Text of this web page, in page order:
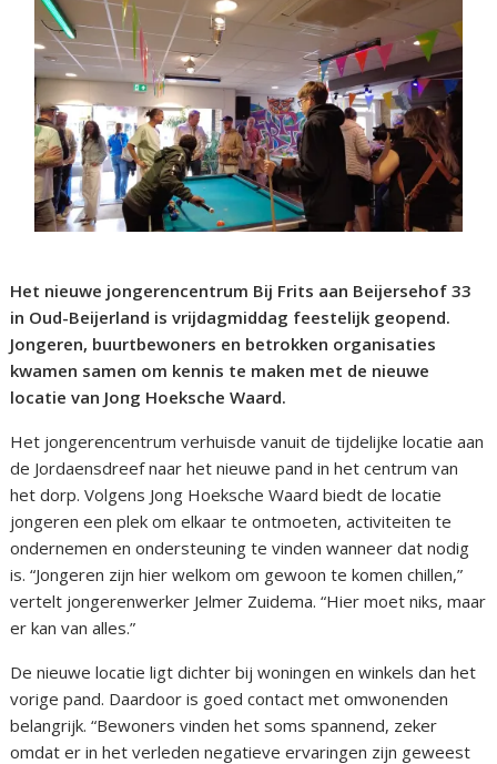
Het nieuwe jongerencentrum Bij Frits aan Beijersehof 33
in Oud-Beijerland is vrijdagmiddag feestelijk geopend.
Jongeren, buurtbewoners en betrokken organisaties
kwamen samen om kennis te maken met de nieuwe
locatie van Jong Hoeksche Waard.
Het jongerencentrum verhuisde vanuit de tijdelijke locatie aan
de Jordaensdreef naar het nieuwe pand in het centrum van
het dorp. Volgens Jong Hoeksche Waard biedt de locatie
jongeren een plek om elkaar te ontmoeten, activiteiten te
ondernemen en ondersteuning te vinden wanneer dat nodig
is. “Jongeren zijn hier welkom om gewoon te komen chillen,”
vertelt jongerenwerker Jelmer Zuidema. “Hier moet niks, maar
er kan van alles.”
De nieuwe locatie ligt dichter bij woningen en winkels dan het
vorige pand. Daardoor is goed contact met omwonenden
belangrijk. “Bewoners vinden het soms spannend, zeker
omdat er in het verleden negatieve ervaringen zijn geweest